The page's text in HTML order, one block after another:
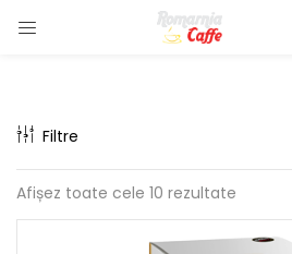
LOGIN
Filtre
Afișez toate cele 10 rezultate